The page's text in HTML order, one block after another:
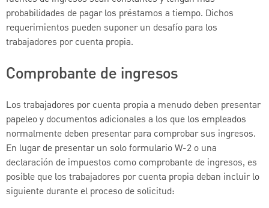
probabilidades de pagar los préstamos a tiempo. Dichos
requerimientos pueden suponer un desafío para los
trabajadores por cuenta propia.
Comprobante de ingresos
Los trabajadores por cuenta propia a menudo deben presentar
papeleo y documentos adicionales a los que los empleados
normalmente deben presentar para comprobar sus ingresos.
En lugar de presentar un solo formulario W-2 o una
declaración de impuestos como comprobante de ingresos, es
posible que los trabajadores por cuenta propia deban incluir lo
siguiente durante el proceso de solicitud: